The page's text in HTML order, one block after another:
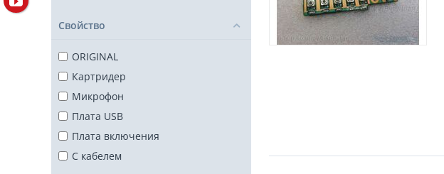
Свойство
ORIGINAL
Картридер
Микрофон
Плата USB
Плата включения
С кабелем